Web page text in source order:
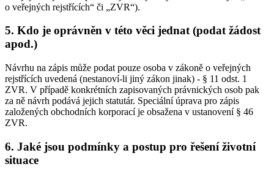
o veřejných rejstřících“ či „ZVR“).
5. Kdo je oprávněn v této věci jednat (podat žádost
apod.)
Návrhu na zápis může podat pouze osoba v zákoně o veřejných
rejstřících uvedená (nestanoví-li jiný zákon jinak) - § 11 odst. 1
ZVR. V případě konkrétních zapisovaných právnických osob pak
za ně návrh podává jejich statutár. Speciální úprava pro zápis
založených obchodních korporací je obsažena v ustanovení § 46
ZVR.
6. Jaké jsou podmínky a postup pro řešení životní
situace